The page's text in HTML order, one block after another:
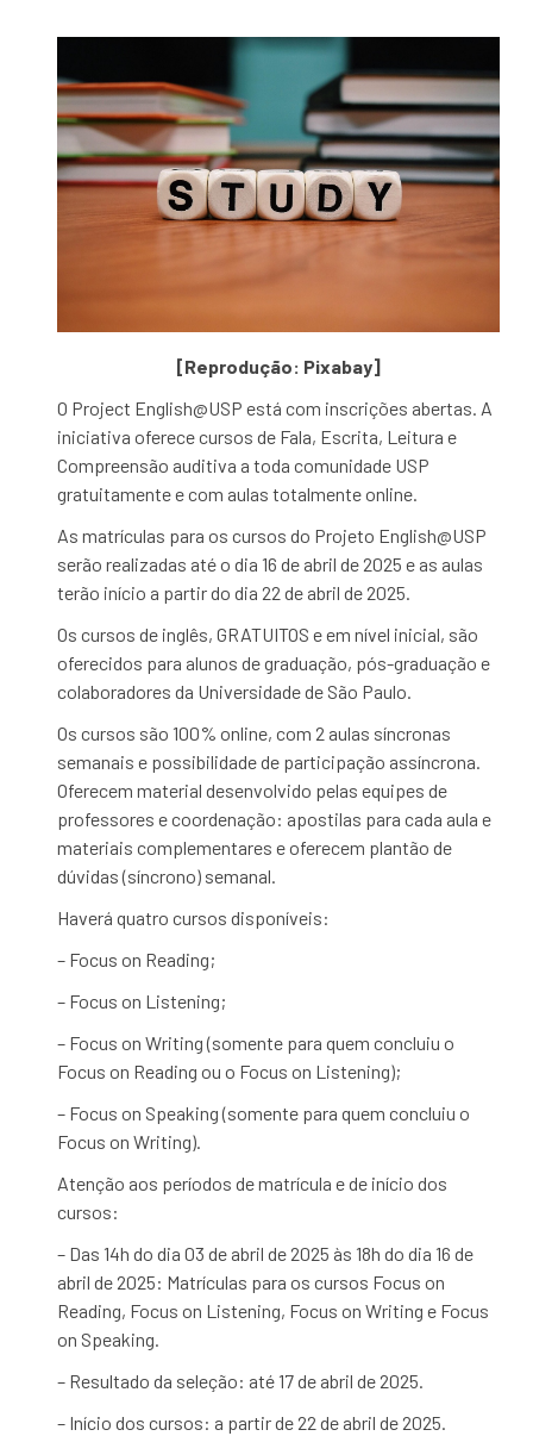
[Reprodução: Pixabay]
O Project English@USP está com inscrições abertas. A
iniciativa oferece cursos de Fala, Escrita, Leitura e
Compreensão auditiva a toda comunidade USP
gratuitamente e com aulas totalmente online.
As matrículas para os cursos do Projeto English@USP
serão realizadas até o dia 16 de abril de 2025 e as aulas
terão início a partir do dia 22 de abril de 2025.
Os cursos de inglês, GRATUITOS e em nível inicial, são
oferecidos para alunos de graduação, pós-graduação e
colaboradores da Universidade de São Paulo.
Os cursos são 100% online, com 2 aulas síncronas
semanais e possibilidade de participação assíncrona.
Oferecem material desenvolvido pelas equipes de
professores e coordenação: apostilas para cada aula e
materiais complementares e oferecem plantão de
dúvidas (síncrono) semanal.
Haverá quatro cursos disponíveis:
– Focus on Reading;
– Focus on Listening;
– Focus on Writing (somente para quem concluiu o
Focus on Reading ou o Focus on Listening);
– Focus on Speaking (somente para quem concluiu o
Focus on Writing).
Atenção aos períodos de matrícula e de início dos
cursos:
– Das 14h do dia 03 de abril de 2025 às 18h do dia 16 de
abril de 2025: Matrículas para os cursos Focus on
Reading, Focus on Listening, Focus on Writing e Focus
on Speaking.
– Resultado da seleção: até 17 de abril de 2025.
– Início dos cursos: a partir de 22 de abril de 2025.